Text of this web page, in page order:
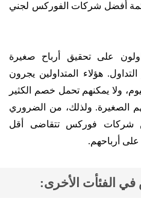
أفضل شركات الفوركس لجني
على تحقيق أرباح صغيرة
هؤلاء المتداولين يجرون
ولا يمكنهم تحمل خصم الكثير
الصغيرة. ولذلك، من الضروري
شركات فوركس تتقاضى أقل
أرباحهم.
الفئأت الأخرى: